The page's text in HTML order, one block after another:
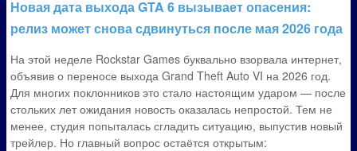
Новая дата выхода GTA 6 вызывает опасения:
релиз может снова сдвинуться после мая 2026 года
На этой неделе Rockstar Games буквально взорвала интернет,
объявив о переносе выхода Grand Theft Auto VI на 2026 год.
Для многих поклонников это стало настоящим ударом — после
стольких лет ожидания новость оказалась непростой. Тем не
менее, студия попыталась сгладить ситуацию, выпустив новый
трейлер. Но главный вопрос остаётся открытым: